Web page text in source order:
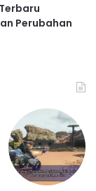
Perubahan